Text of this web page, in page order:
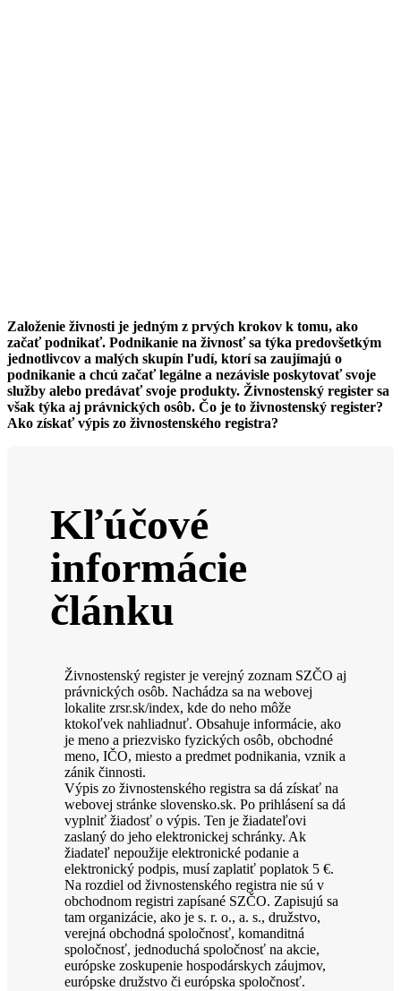
Založenie živnosti je jedným z prvých krokov k tomu, ako
začať podnikať. Podnikanie na živnosť sa týka predovšetkým
jednotlivcov a malých skupín ľudí, ktorí sa zaujímajú o
podnikanie a chcú začať legálne a nezávisle poskytovať svoje
služby alebo predávať svoje produkty. Živnostenský register sa
však týka aj právnických osôb. Čo je to živnostenský register?
Ako získať výpis zo živnostenského registra?
Kľúčové
informácie
článku
Živnostenský register je verejný zoznam SZČO aj
právnických osôb. Nachádza sa na webovej
lokalite zrsr.sk/index, kde do neho môže
ktokoľvek nahliadnuť. Obsahuje informácie, ako
je meno a priezvisko fyzických osôb, obchodné
meno, IČO, miesto a predmet podnikania, vznik a
zánik činnosti.
Výpis zo živnostenského registra sa dá získať na
webovej stránke slovensko.sk. Po prihlásení sa dá
vyplniť žiadosť o výpis. Ten je žiadateľovi
zaslaný do jeho elektronickej schránky. Ak
žiadateľ nepoužije elektronické podanie a
elektronický podpis, musí zaplatiť poplatok 5 €.
Na rozdiel od živnostenského registra nie sú v
obchodnom registri zapísané SZČO. Zapisujú sa
tam organizácie, ako je s. r. o., a. s., družstvo,
verejná obchodná spoločnosť, komanditná
spoločnosť, jednoduchá spoločnosť na akcie,
európske zoskupenie hospodárskych záujmov,
európske družstvo či európska spoločnosť.